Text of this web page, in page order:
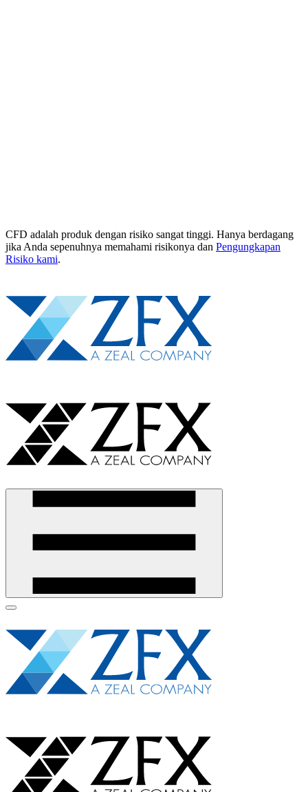
CFD adalah produk dengan risiko sangat tinggi. Hanya berdagang
jika Anda sepenuhnya memahami risikonya dan Pengungkapan
Risiko kami.